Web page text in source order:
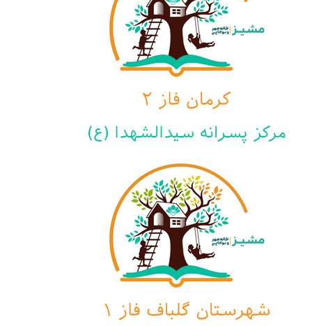
مرکز پسرانه سیدالشهدا
(ع) کرمان - فاز دوم
مرکز پسرانه امام
سجاد(ع) گلباف فاز اول